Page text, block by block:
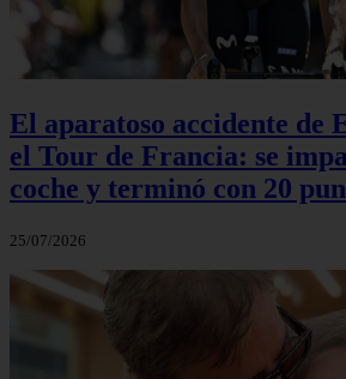
El aparatoso accidente de
el Tour de Francia: se
coche y terminó con 20
25/07/2026